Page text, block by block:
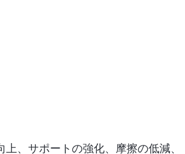
、サポートの強化、摩擦の低減、